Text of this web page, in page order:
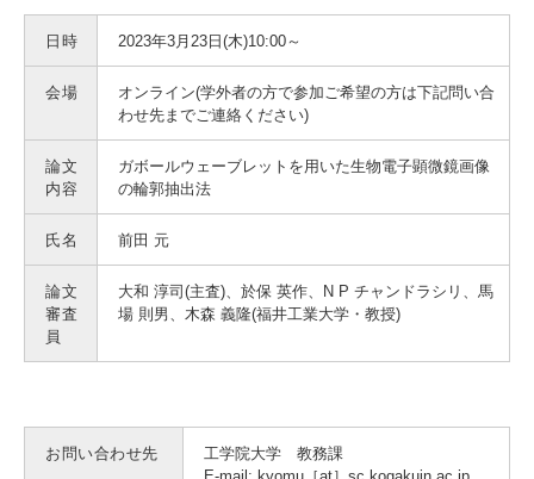
キャンパス
入試情報
受験生の方 在学生・保証人の方 卒業生の方
一般・企業の方
Pick Up
日時 2023年3月23日(木)10:00～
会場
オンライン(学外者の方で参加ご希望の方は下記問い合
わせ先までご連絡ください)
論文
内容
ガボールウェーブレットを用いた生物電子顕微鏡画像
の輪郭抽出法
氏名 前田 元
論文
審査
員
大和 淳司(主査)、於保 英作、N P チャンドラシリ、馬
場 則男、木森 義隆(福井工業大学・教授)
お問い合わせ先
工学院大学 教務課